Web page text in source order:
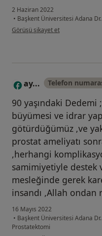
2 Haziran 2022
• Başkent Üniversitesi Adana
kullanıcının görüşüne göre tb...t
Görüşü şikayet et
A ay... Telefon
90 yaşındaki
büyümesi ve idrar
götürdüğümüz ,ve
prostat ameliyatı
,herhangi
samimiyetiyle destek
mesleğinde gerek
insandı ,Allah ondan
16 Mayıs 2022
• Başkent Üniversitesi Adana
Prostatektomi